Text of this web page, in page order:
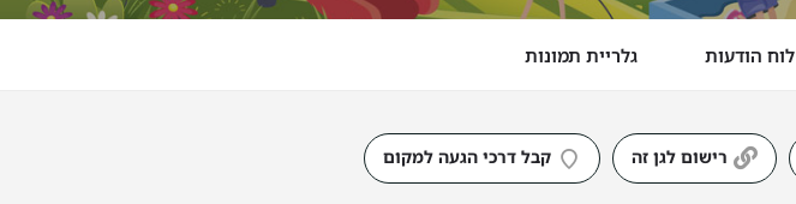
לוח הודעות גלריית תמונות
רישום לגן זה קבל דרכי הגעה למקום